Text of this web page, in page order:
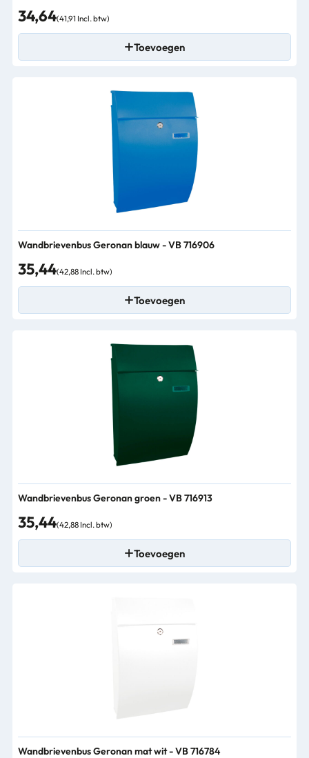
34,64(41,91 Incl. btw)
Toevoegen
Wandbrievenbus Geronan blauw - VB 716906
35,44(42,88 Incl. btw)
Toevoegen
Wandbrievenbus Geronan groen - VB 716913
35,44(42,88 Incl. btw)
Toevoegen
Wandbrievenbus Geronan mat wit - VB 716784